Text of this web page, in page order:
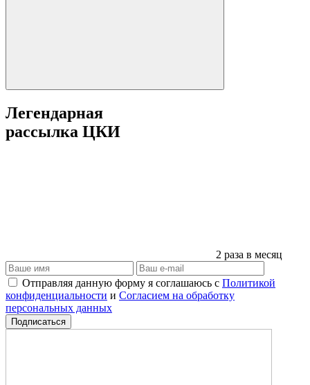
Легендарная
рассылка ЦКИ
2 раза в месяц
Отправляя данную форму я соглашаюсь с Политикой
конфиденциальности и Согласием на обработку
персональных данных
Подписаться